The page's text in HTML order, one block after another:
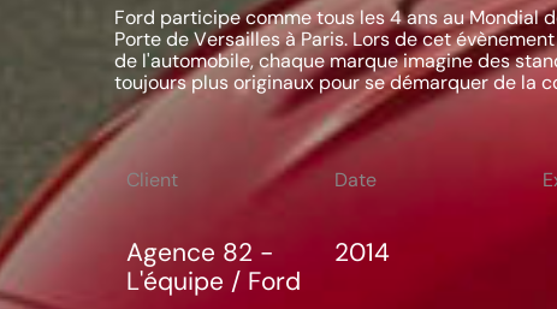
Ford participe comme tous les 4 ans au Mondial
Porte de Versailles à Paris. Lors de cet
de l'automobile, chaque marque imagine des
toujours plus originaux pour se démarquer de la
Client
Agence 82 -
L'équipe / Ford
Date
2014